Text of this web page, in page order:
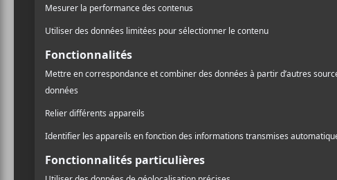
CRITIQUES